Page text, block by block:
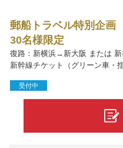
郵船トラベル特別企
30名様限定
復路：新横浜→新大阪 または
新幹線チケット（グリーン車・
受付中